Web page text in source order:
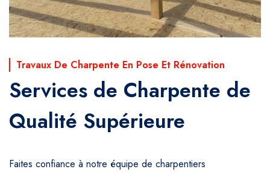
Travaux De Charpente En Pose Et Rénovation
Services de Charpente de
Qualité Supérieure
Faites confiance à notre équipe de charpentiers